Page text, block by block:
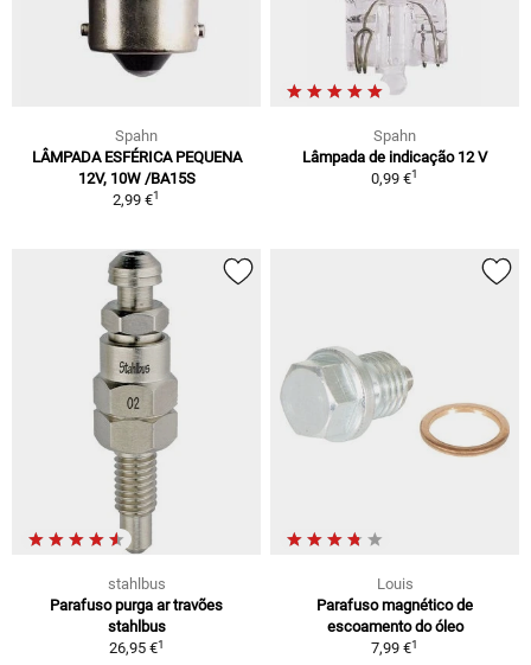
Spahn
LÂMPADA ESFÉRICA PEQUENA
12V, 10W /BA15S
2,99 €1
Spahn
Lâmpada de indicação 12 V
0,99 €1
stahlbus
Parafuso purga ar travões
stahlbus
26,95 €1
Louis
Parafuso magnético de
escoamento do óleo
7,99 €1